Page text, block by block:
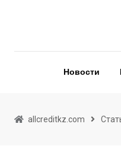
Новости
allcreditkz.com